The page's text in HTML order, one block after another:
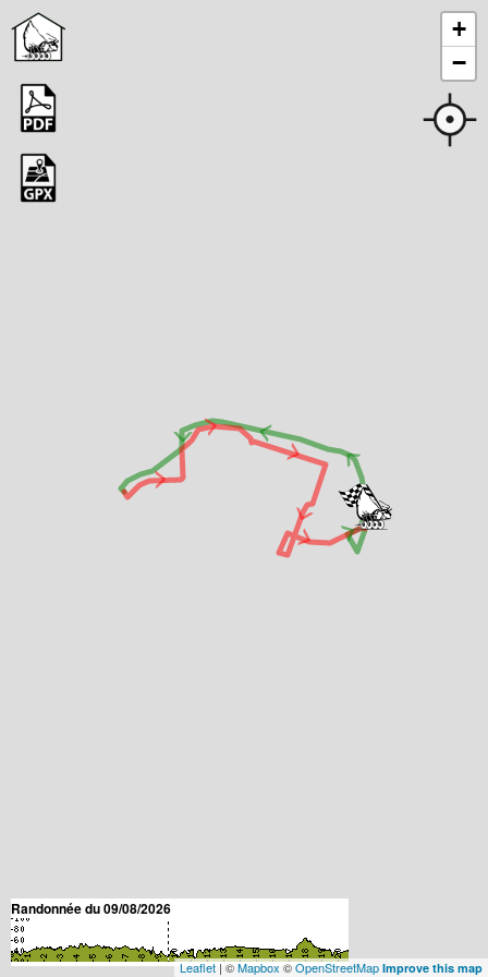
> > > >
> > > > >
+
−
Randonnée du 09/08/2026
Leaflet| ©Mapbox©OpenStreetMap Improve this map